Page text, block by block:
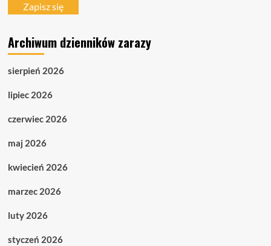
mailZapisz się
Archiwum dzienników zarazy
sierpień 2026
lipiec 2026
czerwiec 2026
maj 2026
kwiecień 2026
marzec 2026
luty 2026
styczeń 2026